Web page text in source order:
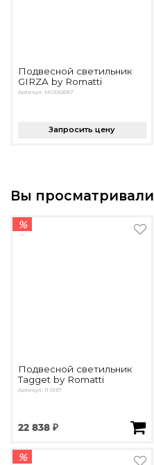
Подвесной светильник
GIRZA by Romatti
Артикул: MOD92067
Запросить цену
Вы просматривали
%
Подвесной светильник
Tagget by Romatti
Артикул: Л 0137
22 838 ₽
%